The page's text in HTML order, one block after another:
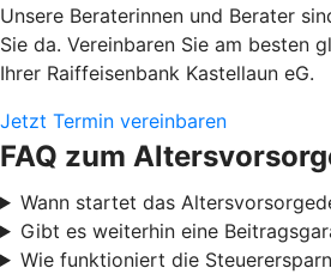
Unsere Beraterinnen und Berater
Sie da. Vereinbaren Sie am besten
Ihrer Raiffeisenbank Kastellaun eG.
Jetzt Termin vereinbaren
FAQ zum
Wann startet das
Gibt es weiterhin eine
Wie funktioniert die